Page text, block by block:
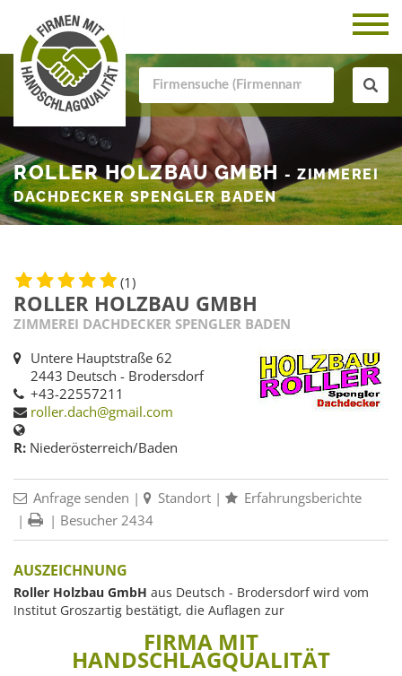
ROLLER HOLZBAU GMBH - ZIMMEREI
DACHDECKER SPENGLER BADEN
(1)
ROLLER HOLZBAU GMBH
ZIMMEREI DACHDECKER SPENGLER BADEN
Untere Hauptstraße 62
2443 Deutsch - Brodersdorf
+43-22557211
roller.dach@gmail.com
R: Niederösterreich/Baden
Anfrage senden | Standort |
Erfahrungsberichte
|
| Besucher 2434
AUSZEICHNUNG
Roller Holzbau GmbH aus Deutsch - Brodersdorf wird vom
Institut Groszartig bestätigt, die Auflagen zur
FIRMA MIT
HANDSCHLAGQUALITÄT